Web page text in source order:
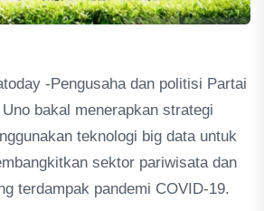
-Pengusaha dan politisi Partai
bakal menerapkan strategi
teknologi big data untuk
sektor pariwisata dan
terdampak pandemi COVID-19.